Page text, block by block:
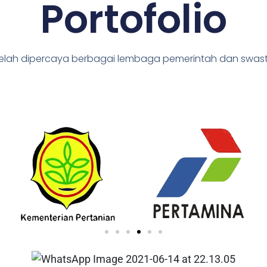
Portofolio
dipercaya berbagai lembaga pemerintah dan